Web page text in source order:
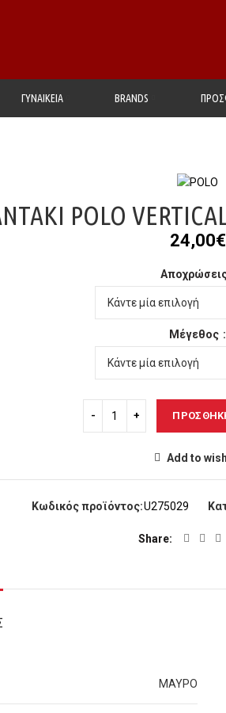
ΓΥΝΑΙΚΕΙΑ BRANDS
POLO
24,00€
Μέγεθος
Add to
Κωδικός προϊόντος:U275029
Share
ΜΑΥΡΟ